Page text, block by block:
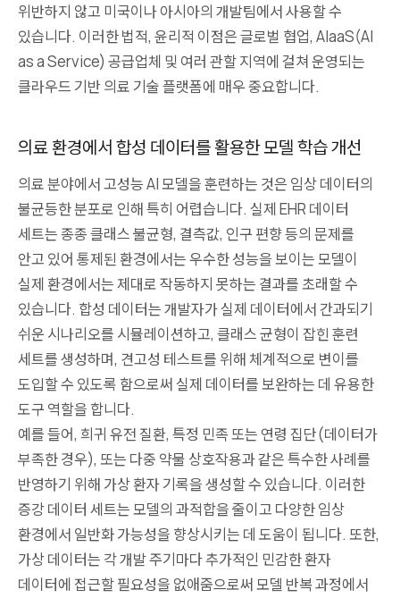
위반하지 않고 미국이나 아시아의 개발팀에서 사용할 수
있습니다. 이러한 법적, 윤리적 이점은 글로벌 협업, AIaaS(AI
as a Service) 공급업체 및 여러 관할 지역에 걸쳐 운영되는
클라우드 기반 의료 기술 플랫폼에 매우 중요합니다.
의료 환경에서 합성 데이터를 활용한 모델 학습 개선
의료 분야에서 고성능 AI 모델을 훈련하는 것은 임상 데이터의
불균등한 분포로 인해 특히 어렵습니다. 실제 EHR 데이터
세트는 종종 클래스 불균형, 결측값, 인구 편향 등의 문제를
안고 있어 통제된 환경에서는 우수한 성능을 보이는 모델이
실제 환경에서는 제대로 작동하지 못하는 결과를 초래할 수
있습니다. 합성 데이터는 개발자가 실제 데이터에서 간과되기
쉬운 시나리오를 시뮬레이션하고, 클래스 균형이 잡힌 훈련
세트를 생성하며, 견고성 테스트를 위해 체계적으로 변이를
도입할 수 있도록 함으로써 실제 데이터를 보완하는 데 유용한
도구 역할을 합니다.
예를 들어, 희귀 유전 질환, 특정 민족 또는 연령 집단(데이터가
부족한 경우), 또는 다중 약물 상호작용과 같은 특수한 사례를
반영하기 위해 가상 환자 기록을 생성할 수 있습니다. 이러한
증강 데이터 세트는 모델의 과적합을 줄이고 다양한 임상
환경에서 일반화 가능성을 향상시키는 데 도움이 됩니다. 또한,
가상 데이터는 각 개발 주기마다 추가적인 민감한 환자
데이터에 접근할 필요성을 없애줌으로써 모델 반복 과정에서